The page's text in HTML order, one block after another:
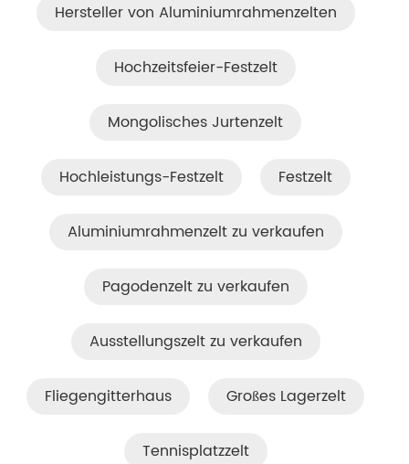
Hersteller von Aluminiumrahmenzelten
Hochzeitsfeier-Festzelt
Mongolisches Jurtenzelt
Hochleistungs-Festzelt Festzelt
Aluminiumrahmenzelt zu verkaufen
Pagodenzelt zu verkaufen
Ausstellungszelt zu verkaufen
Fliegengitterhaus Großes Lagerzelt
Tennisplatzzelt